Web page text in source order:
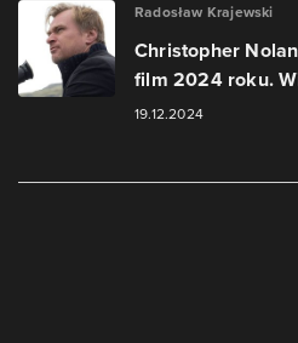
Radosław Krajewski
Christopher
film 2024 roku.
19.12.2024